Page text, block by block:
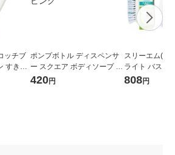
ッチブ
すきま
菌 目地
ポンプボトル ディスペンサ
ー スクエア ボディソープ 60
0ml 1個 リビング
420円
スリーエム
ライト バスシ
クトブラシ お
808円